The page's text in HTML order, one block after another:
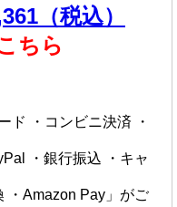
（税込）
ちら
ド ・コンビニ決済 ・
・銀行振込 ・キャ
・Amazon Pay」がご